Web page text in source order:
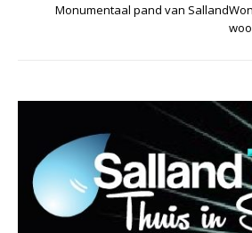
Monumentaal pand van